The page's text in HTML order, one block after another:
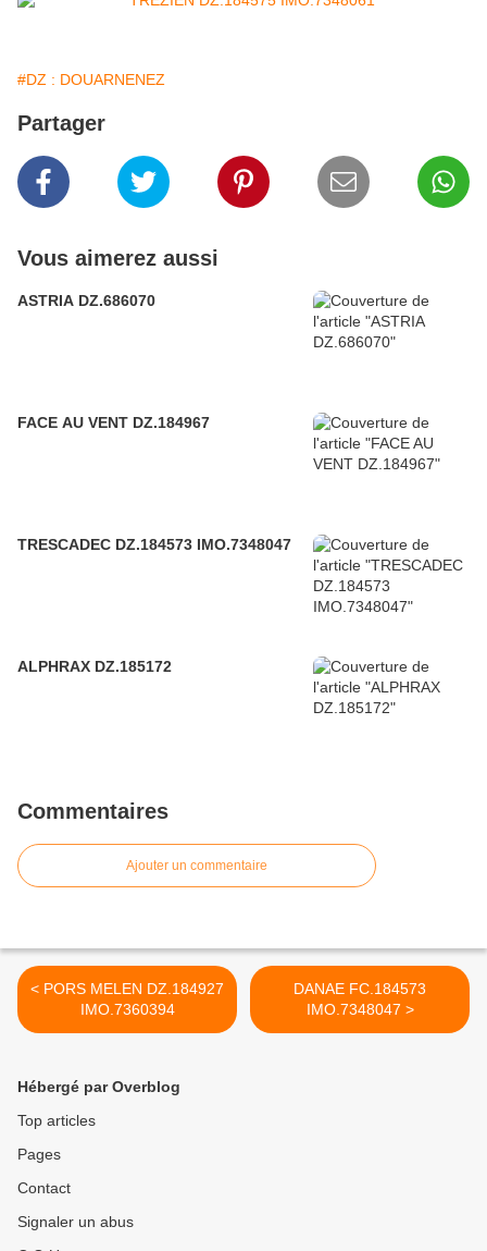
#DZ : DOUARNENEZ
Partager
Vous aimerez aussi
ASTRIA DZ.686070
FACE AU VENT DZ.184967
TRESCADEC DZ.184573 IMO.7348047
ALPHRAX DZ.185172
Commentaires
Ajouter un commentaire
< PORS MELEN DZ.184927
IMO.7360394
DANAE FC.184573
IMO.7348047 >
Hébergé par Overblog
Top articles
Pages
Contact
Signaler un abus